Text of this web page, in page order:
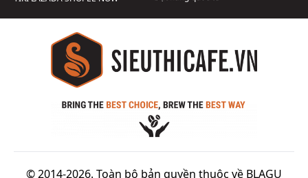
© 2014-2026. Toàn bộ bản quyền thuộc về BLAGU